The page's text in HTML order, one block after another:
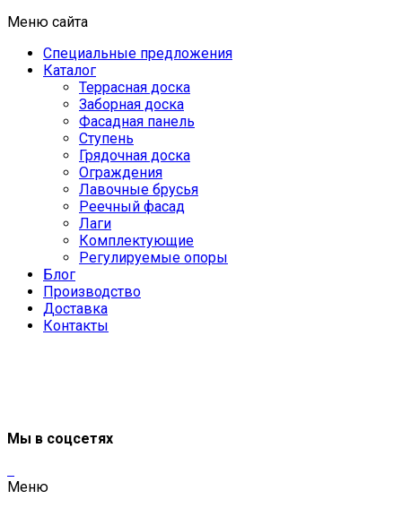
Меню сайта
Специальные предложения
Каталог
Террасная доска
Заборная доска
Фасадная панель
Ступень
Грядочная доска
Ограждения
Лавочные брусья
Реечный фасад
Лаги
Комплектующие
Регулируемые опоры
Блог
Производство
Доставка
Контакты
Мы в соцсетях
Меню